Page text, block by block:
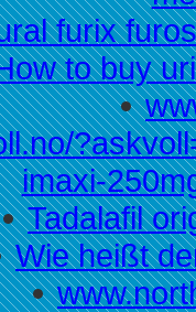
furix
to buy
imaxi-
Tadalafil
Wie heißt